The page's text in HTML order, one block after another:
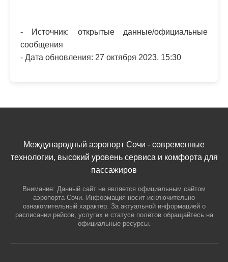
- Источник: открытые данные/официальные
сообщения
- Дата обновления: 27 октября 2023, 15:30
Международный аэропорт Сочи - современные
технологии, высокий уровень сервиса и комфорта для
пассажиров
Внимание: Данный сайт не является официальным сайтом
аэропорта Сочи. Информация носит исключительно
ознакомительный характер. За актуальной информацией о
расписании рейсов, услугах и статусе полётов обращайтесь на
официальные ресурсы.